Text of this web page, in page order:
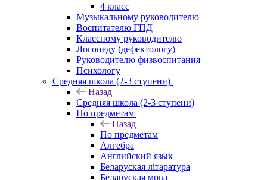
4 класс
Музыкальному руководителю
Воспитателю ГПД
Классному руководителю
Логопеду (дефектологу)
Руководителю физвоспитания
Психологу
Средняя школа (2-3 ступени)
Назад
Средняя школа (2-3 ступени)
По предметам
Назад
По предметам
Алгебра
Английский язык
Беларуская літаратура
Беларуская мова